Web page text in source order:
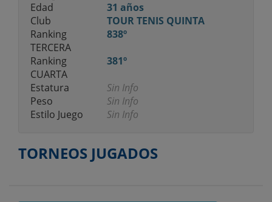
Edad
31 años
Club
TOUR TENIS QUINTA
Ranking
TERCERA
838º
Ranking
CUARTA
381º
Estatura
Sin Info
Peso
Sin Info
Estilo Juego
Sin Info
TORNEOS JUGADOS